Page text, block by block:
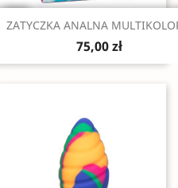
Szybki podgląd
ZATYCZKA ANALNA
75,00 zł